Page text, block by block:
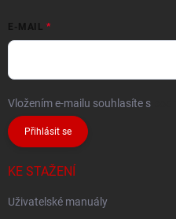
E-MAIL
Vložením e-mailu souhlasíte s
Přihlásit se
KE STAŽENÍ
Uživatelské manuály